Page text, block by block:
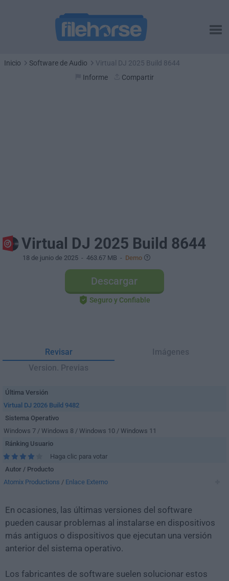
Inicio Software de Audio
Virtual DJ 2025 Build 8644
Informe
Compartir
Virtual DJ 2025 Build 8644
18 de junio de 2025 - 463.67 MB - Demo
Descargar
Seguro y Confiable
Revisar
Imágenes
Version. Previas
Última Versión
Virtual DJ 2026 Build 9482
Sistema Operativo
Windows 7 / Windows 8 / Windows 10 / Windows 11
Ránking Usuario
Haga clic para votar
Autor / Producto
Atomix Productions / Enlace Externo
En ocasiones, las últimas versiones del software
pueden causar problemas al instalarse en dispositivos
más antiguos o dispositivos que ejecutan una versión
anterior del sistema operativo.
Los fabricantes de software suelen solucionar estos